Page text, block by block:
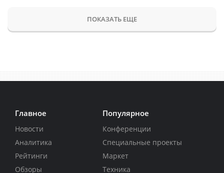
ПОКАЗАТЬ ЕЩЕ
Главное
Новости
Аналитика
Рейтинги
Обзоры
Популярное
Конференции
Специальные проекты
Маркет
Техника